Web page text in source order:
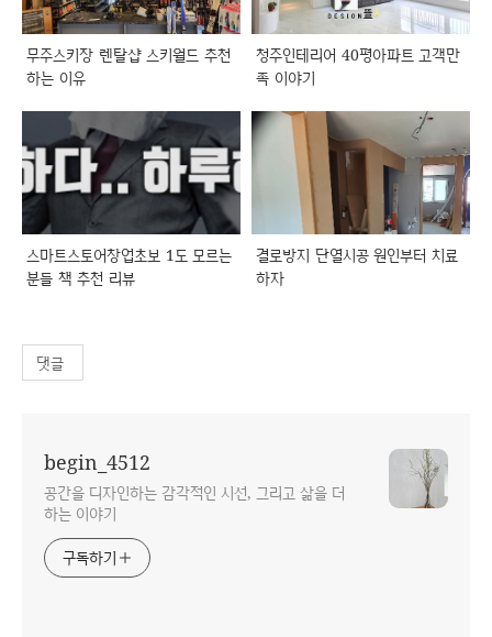
무주스키장 렌탈샵 스키월드 추천
하는 이유
청주인테리어 40평아파트 고객만
족 이야기
스마트스토어창업초보 1도 모르는
분들 책 추천 리뷰
결로방지 단열시공 원인부터 치료
하자
댓글
begin_4512
공간을 디자인하는 감각적인 시선, 그리고 삶을 더
하는 이야기
구독하기